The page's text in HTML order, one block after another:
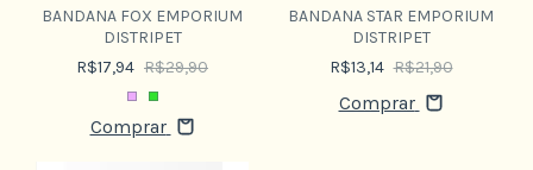
BANDANA FOX EMPORIUM
DISTRIPET
R$17,94 R$29,90
Comprar
BANDANA STAR EMPORIUM
DISTRIPET
R$13,14 R$21,90
Comprar